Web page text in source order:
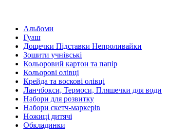
Альбоми
Гуаш
Дощечки Підставки Непроливайки
Зошити учнівські
Кольоровий картон та папір
Кольорові олівці
Крейда та воскові олівці
Ланчбокси, Термоси, Пляшечки для води
Набори для розвитку
Набори скетч-маркерів
Ножиці дитячі
Обкладинки